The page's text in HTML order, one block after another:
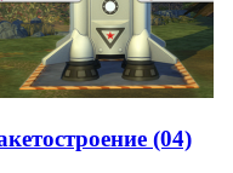
(04)